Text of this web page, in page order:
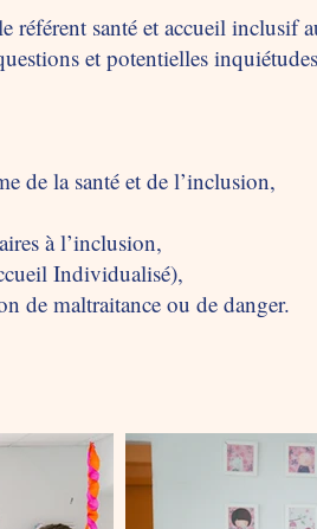
référent santé et accueil
et potentielles
de la santé et de l’inclusion,
à l’inclusion,
Individualisé),
de maltraitance ou de danger.